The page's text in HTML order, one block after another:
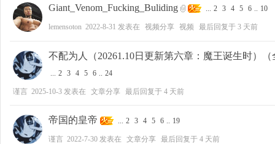
Giant_Venom_Fucking_Buliding ... 2 3 4 5 6 .. 10
lemensoton 2022-8-31 发表在 视频分享 视频 最后回复于 3 天前
不配为人（20261.10日更新第六章：魔王诞生时）（
... 2 3 4 5 6 .. 24
谨言 2025-10-3 发表在 文章分享 最后回复于 4 天前
帝国的皇帝 ... 2 3 4 5 6 .. 19
谨言 2022-7-30 发表在 文章分享 最后回复于 4 天前